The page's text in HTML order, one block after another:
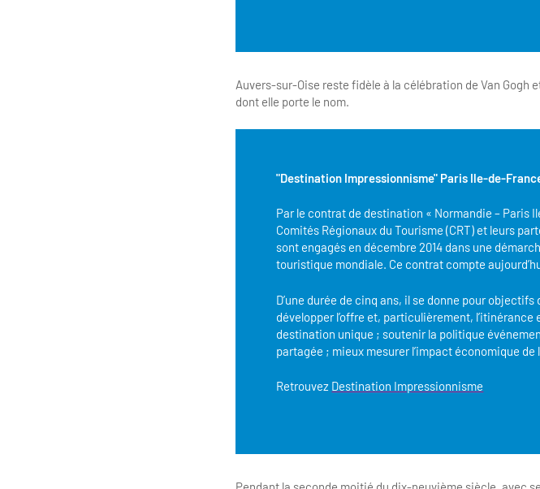
Auvers-sur-Oise reste fidèle à la célébration de Van Gogh
dont elle porte le nom.
"Destination Impressionnisme" Paris Ile-de-
Par le contrat de destination « Normandie – Paris
Comités Régionaux du Tourisme (CRT) et leurs
sont engagés en décembre 2014 dans une
touristique mondiale. Ce contrat compte
D’une durée de cinq ans, il se donne pour
développer l’offre et, particulièrement,
destination unique ; soutenir la politique
partagée ; mieux mesurer l’impact économique de
Retrouvez Destination Impressionnisme